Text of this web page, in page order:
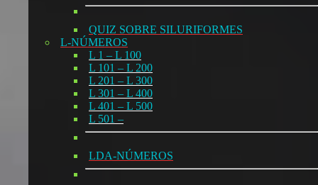
QUIZ SOBRE SILURIFORMES
L-NÚMEROS
L 1 – L 100
L 101 – L 200
L 201 – L 300
L 301 – L 400
L 401 – L 500
L 501 –
LDA-NÚMEROS